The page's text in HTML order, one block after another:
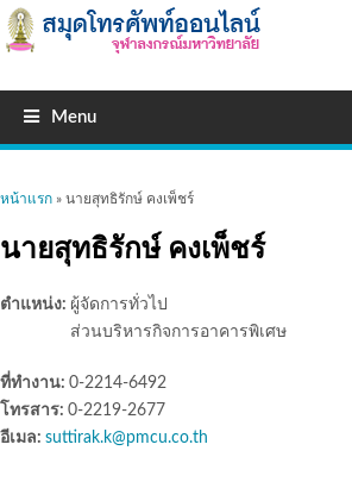
Menu
คุณอยู่ที่นี่
หน้าแรก » นายสุทธิรักษ์ คงเพ็ชร์
นายสุทธิรักษ์ คงเพ็ชร์
ตำแหน่ง: ผู้จัดการทั่วไป
ส่วนบริหารกิจการอาคารพิเศษ
ที่ทำงาน: 0-2214-6492
โทรสาร: 0-2219-2677
อีเมล: suttirak.k@pmcu.co.th